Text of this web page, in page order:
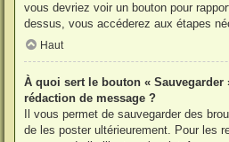
vous devriez voir un bouton pour
dessus, vous accéderez aux étapes
Haut
À quoi sert le bouton « Sauvegarder
rédaction de message ?
Il vous permet de sauvegarder des
de les poster ultérieurement. Pour les